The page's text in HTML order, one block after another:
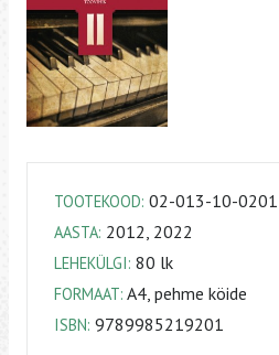
TOOTEKOOD: 02-013-10-0201
AASTA: 2012, 2022
LEHEKÜLGI: 80 lk
FORMAAT: A4, pehme köide
ISBN: 9789985219201